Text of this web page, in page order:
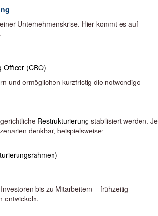
Unternehmenskrise. Hier kommt es auf
Officer (CRO)
und ermöglichen kurzfristig die notwendige
Restrukturierung stabilisiert werden. Je
denkbar, beispielsweise:
bis zu Mitarbeitern – frühzeitig
entwickeln.